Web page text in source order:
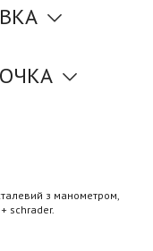
з манометром,
schrader.